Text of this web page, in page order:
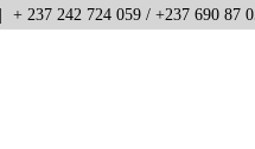
+ 237 242 724 059 / +237 690 87